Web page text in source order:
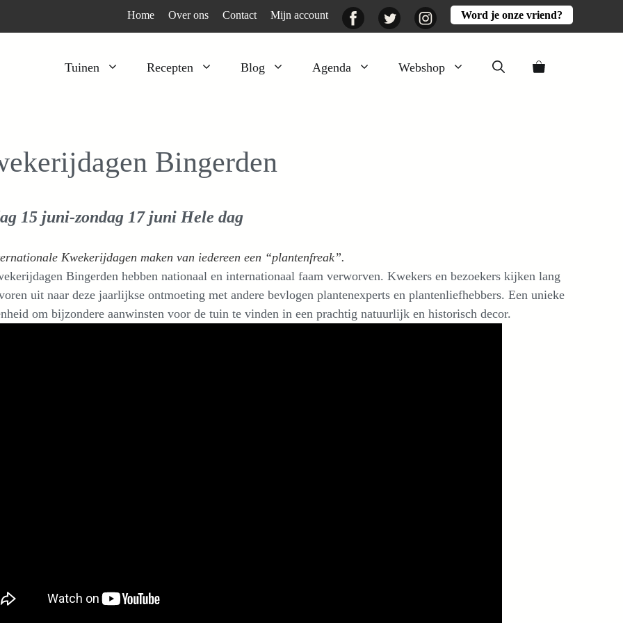
Home Over ons Contact Mijn account FacebookTwitter InstagramWord je onze vriend?
Tuinen Recepten Blog Agenda Webshop
Kruiden
Verfplanten
Peulgroenten
Vruchtgewassen
Bingerden
15 juni-zondag 17 juni Hele dag
Kwekerijdagen maken van iedereen een “plantenfreak”.
Bingerden hebben nationaal en internationaal faam verworven. Kwekers en bezoekers kijken lang
uit naar deze jaarlijkse ontmoeting met andere bevlogen plantenexperts en plantenliefhebbers. Een unieke
om bijzondere aanwinsten voor de tuin te vinden in een prachtig natuurlijk en historisch decor.